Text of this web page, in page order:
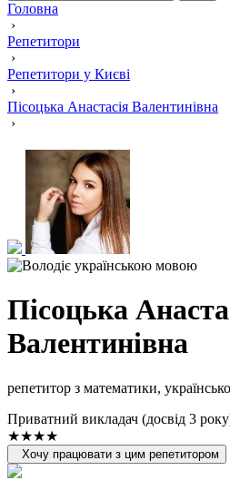
Головна
›
Репетитори
›
Репетитори у Києві
›
Пісоцька Анастасія Валентинівна
›
Пісоцька
Валентинівна
репетитор з математики,
Приватний викладач (досвід 3
★★★★
Хочу працювати з цим репетитором